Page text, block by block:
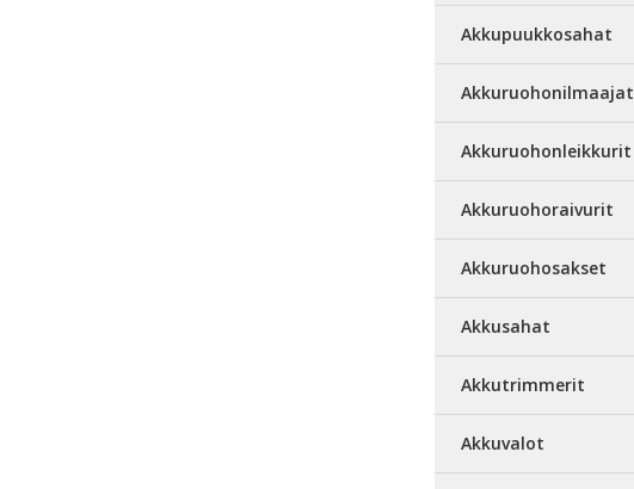
Akkupuukkosahat
Akkuruohonilmaajat
Akkuruohonleikkurit
Akkuruohoraivurit
Akkuruohosakset
Akkusahat
Akkutrimmerit
Akkuvalot